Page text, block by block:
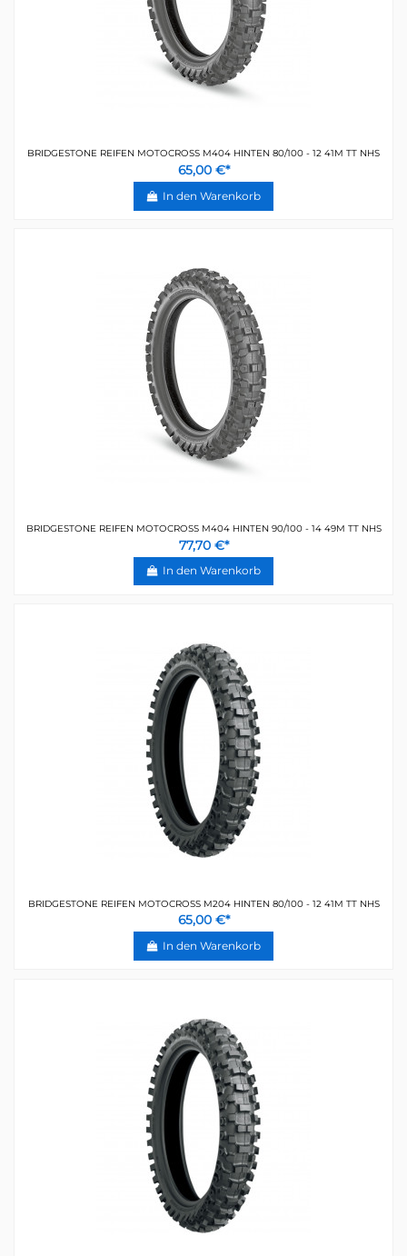
BRIDGESTONE REIFEN MOTOCROSS M404 HINTEN 80/100 - 12 41M TT NHS
65,00 €*
In den Warenkorb
BRIDGESTONE REIFEN MOTOCROSS M404 HINTEN 90/100 - 14 49M TT NHS
77,70 €*
In den Warenkorb
BRIDGESTONE REIFEN MOTOCROSS M204 HINTEN 80/100 - 12 41M TT NHS
65,00 €*
In den Warenkorb